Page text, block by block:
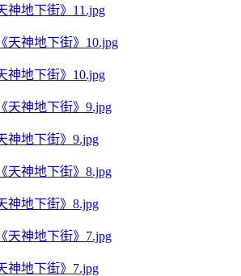
神地下街》11.jpg
神地下街》10.jpg
神地下街》9.jpg
神地下街》8.jpg
神地下街》7.jpg